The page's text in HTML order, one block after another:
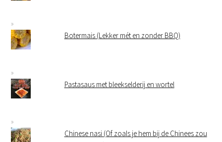
Botermais (Lekker mét en zonder BBQ)
Pastasaus met bleekselderij en wortel
Chinese nasi (Of zoals je hem bij de Chinees zou